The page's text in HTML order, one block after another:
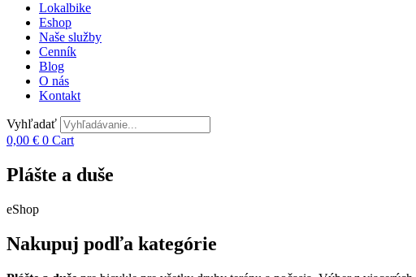
Lokalbike
Eshop
Naše služby
Cenník
Blog
O nás
Kontakt
Vyhľadať
0,00 € 0 Cart
Plášte a duše
eShop
Nakupuj podľa kategórie